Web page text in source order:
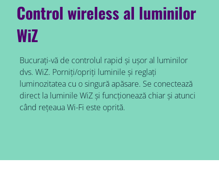
Control wireless al luminilor
WiZ
Bucurați-vă de controlul rapid și ușor al luminilor
dvs. WiZ. Porniți/opriți luminile și reglați
luminozitatea cu o singură apăsare. Se conectează
direct la luminile WiZ și funcționează chiar și atunci
când rețeaua Wi-Fi este oprită.